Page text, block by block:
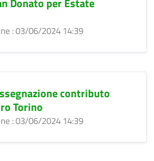
Donato per Estate
: 03/06/2024 14:39
contributo
Torino
: 03/06/2024 14:39